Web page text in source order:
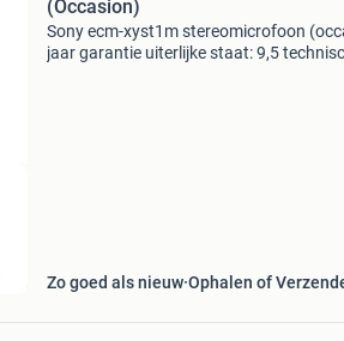
(Occasion)
Sony ecm-xyst1m stereomicrofoon
jaar garantie uiterlijke staat: 9,5
Zo goed als nieuw Ophalen of